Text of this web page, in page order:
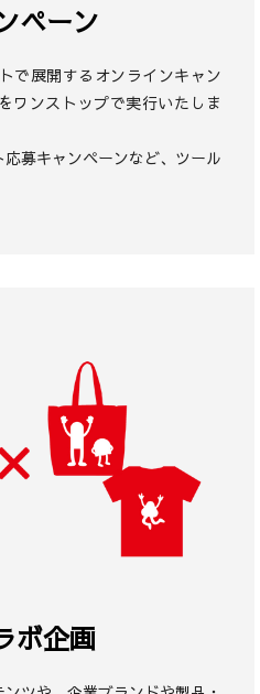
ペーン
で展開するオンラインキャン
ワンストップで実行いたしま
募キャンペーンなど、ツール
ボ企画